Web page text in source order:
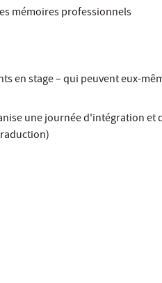
mémoires professionnels
en stage – qui peuvent eux-
une journée d'intégration et